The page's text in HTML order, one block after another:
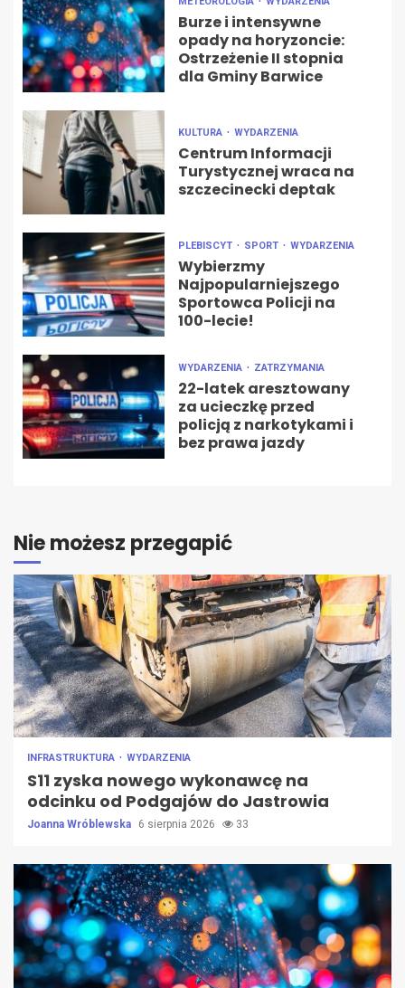
Burze i intensywne
opady na horyzoncie:
Ostrzeżenie II stopnia
dla Gminy Barwice
KULTURA WYDARZENIA
Centrum Informacji
Turystycznej wraca na
szczecinecki deptak
PLEBISCYT SPORT WYDARZENIA
Wybierzmy
Najpopularniejszego
Sportowca Policji na
100-lecie!
WYDARZENIA ZATRZYMANIA
22-latek aresztowany
za ucieczkę przed
policją z narkotykami i
bez prawa jazdy
Nie możesz przegapić
INFRASTRUKTURA WYDARZENIA
S11 zyska nowego wykonawcę na
odcinku od Podgajów do Jastrowia
Joanna Wróblewska 6 sierpnia 2026 33